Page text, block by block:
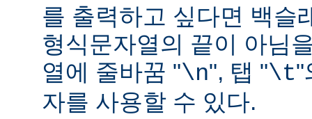
를 출력하고 싶다면 백슬
형식문자열의 끝이 아님
열에 줄바꿈 "\n", 탭 "\t"
자를 사용할 수 있다.